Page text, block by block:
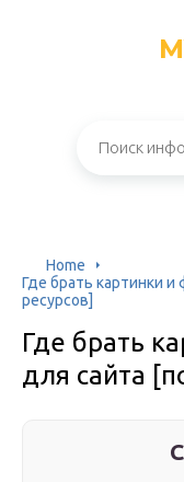
Home
Где брать картинки
ресурсов]
Где брать
для сайта